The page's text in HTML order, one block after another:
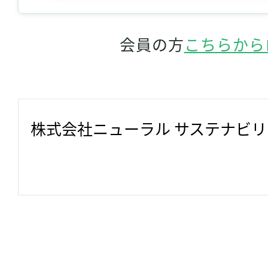
会員の方こちらか
株式会社ニューラル サステナビ